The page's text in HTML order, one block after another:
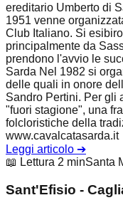
ereditario Umberto di
1951 venne
Club Italiano. Si
principalmente da
prendono l'avvio le
Sarda Nel 1982 si
delle quali in onore
Sandro Pertini. Per gli
"fuori stagione", una
folcloristiche della
www.cavalcatasarda.it
Leggi articolo ➔
📖 Lettura 2 minSanta
Sant'Efisio -